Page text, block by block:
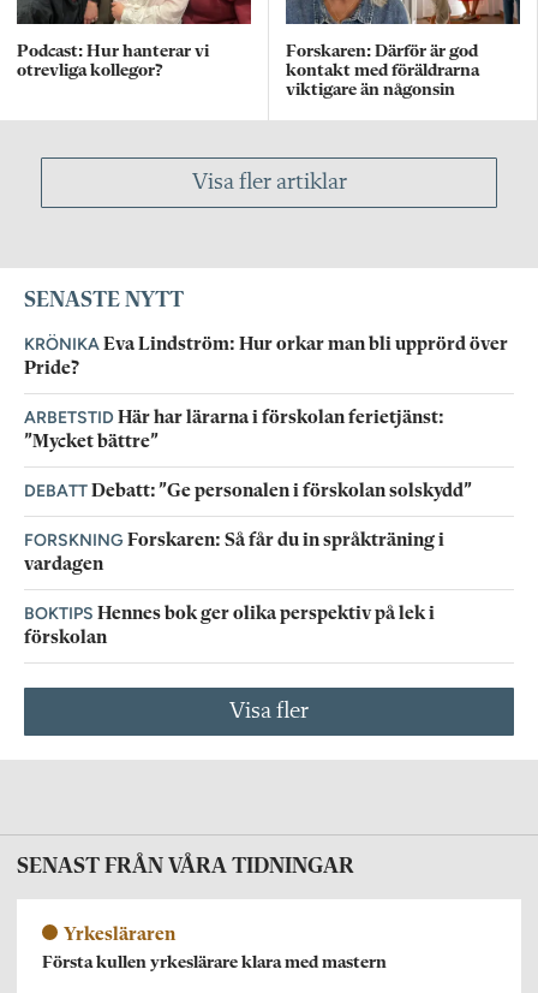
Podcast: Hur hanterar vi
otrevliga kollegor?
Forskaren: Därför är god
kontakt med föräldrarna
viktigare än någonsin
Visa fler artiklar
SENASTE NYTT
KRÖNIKAEva Lindström: Hur orkar man bli upprörd över
Pride?
ARBETSTIDHär har lärarna i förskolan ferietjänst:
”Mycket bättre”
DEBATTDebatt: ”Ge personalen i förskolan solskydd”
FORSKNING Forskaren: Så får du in språkträning i
vardagen
BOKTIPS Hennes bok ger olika perspektiv på lek i
förskolan
Visa fler
SENAST FRÅN VÅRA TIDNINGAR
Yrkesläraren
Första kullen yrkeslärare klara med mastern